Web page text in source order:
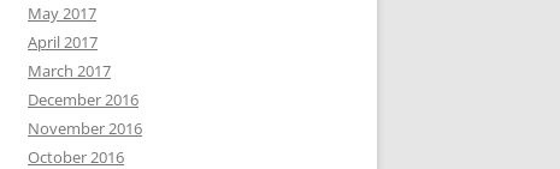
May 2017
April 2017
March 2017
December 2016
November 2016
October 2016